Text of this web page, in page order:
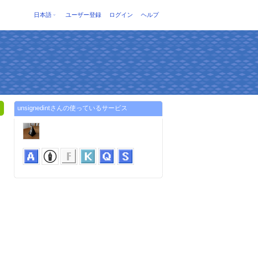
日本語 ユーザー登録 ログイン ヘルプ
unsignedintさんの使っているサービス